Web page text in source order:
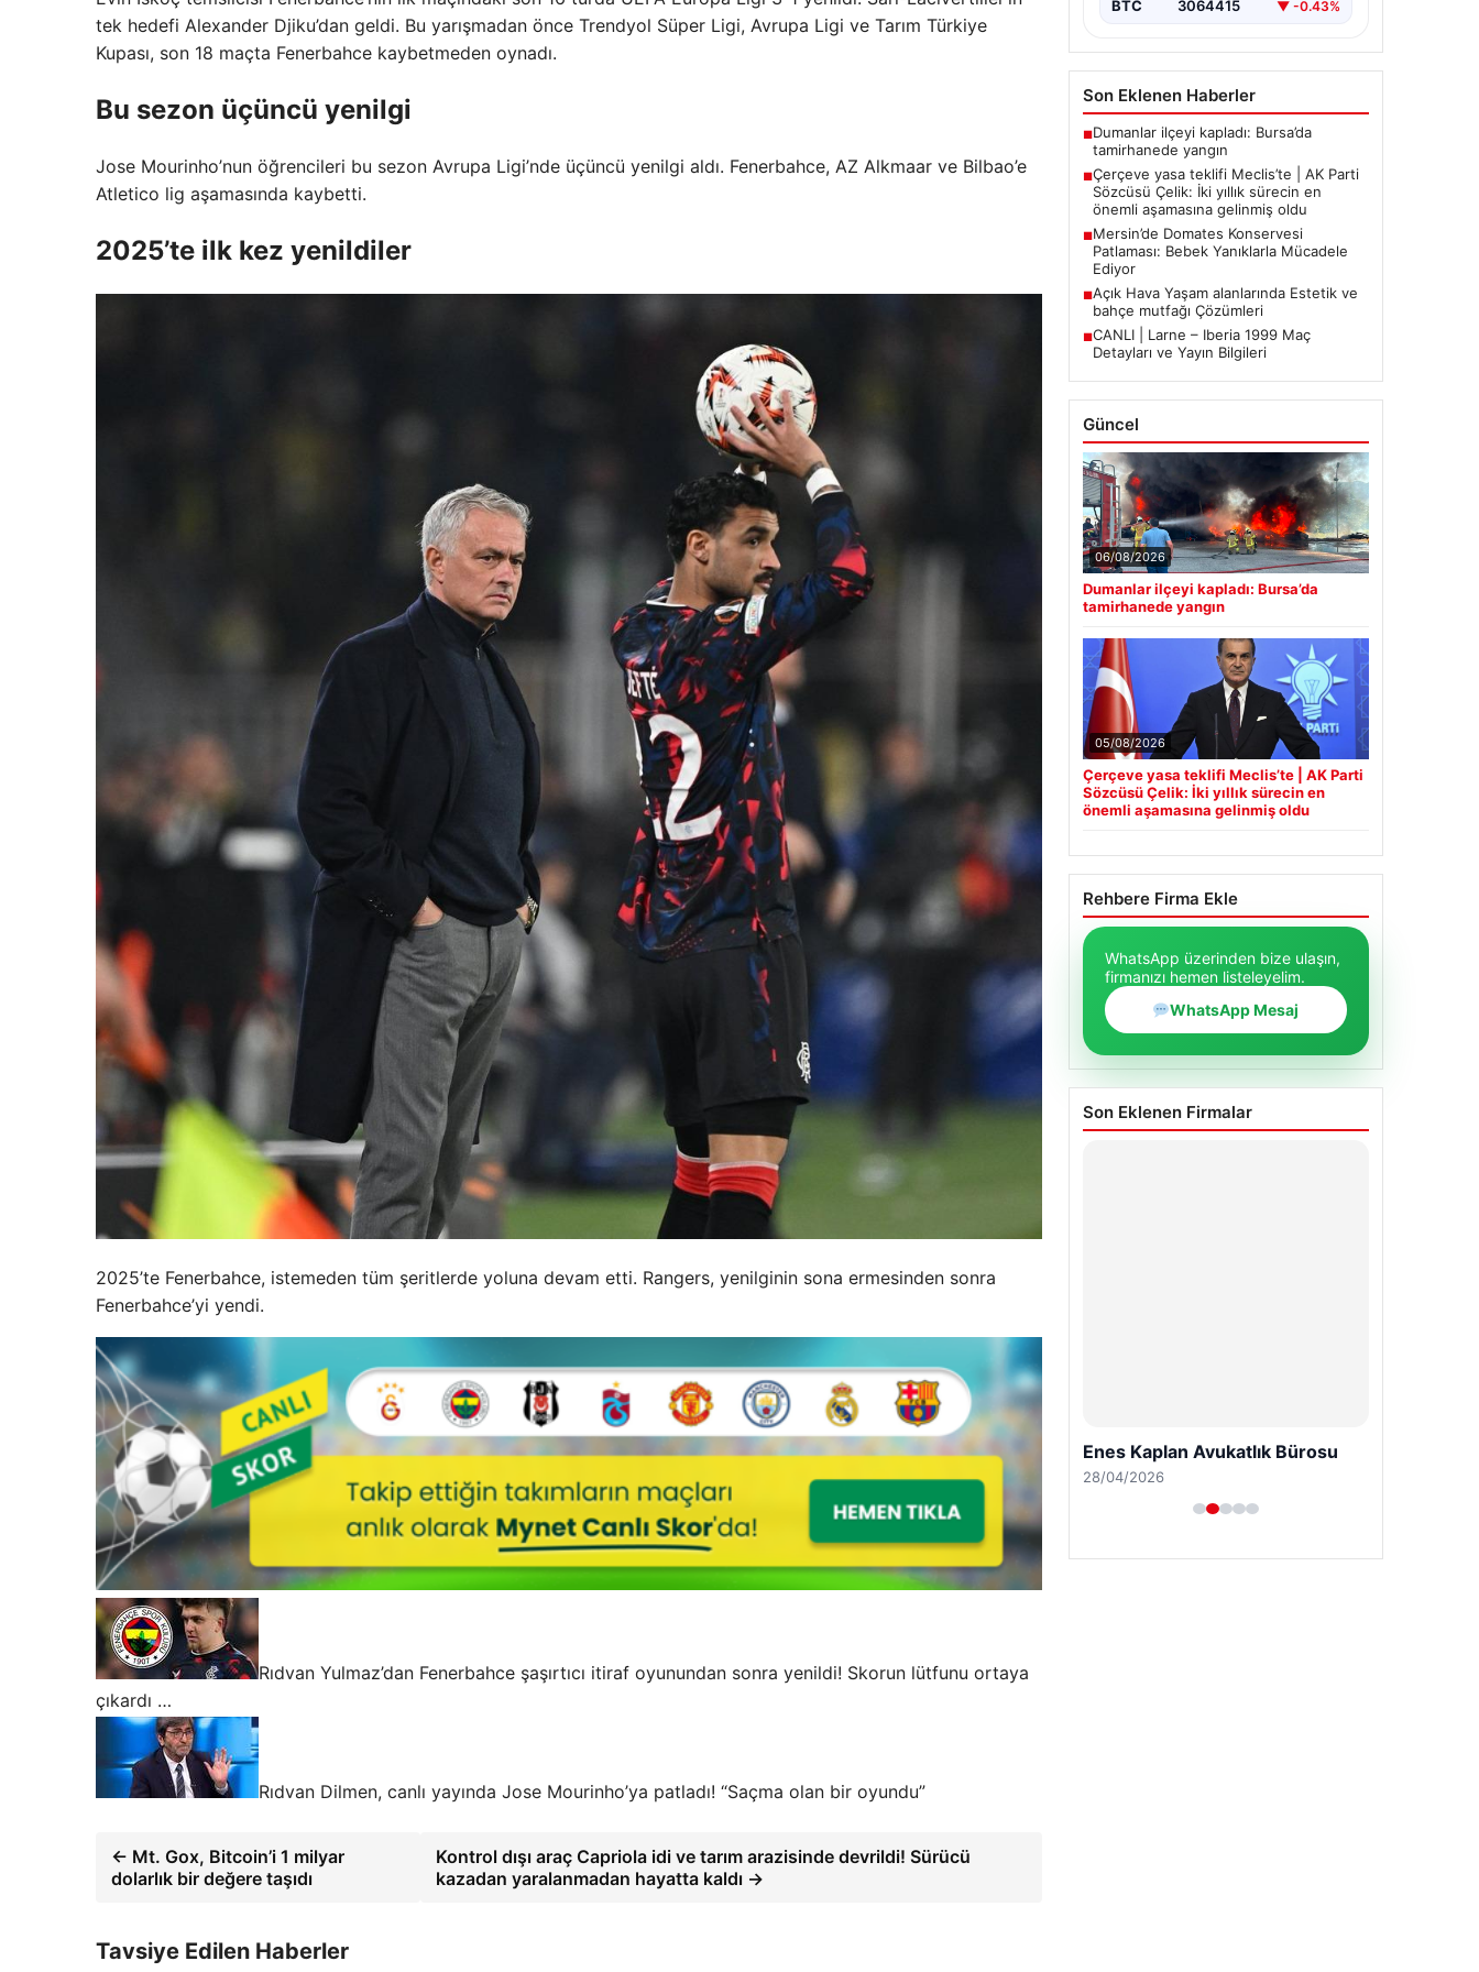
tek hedefi Alexander Djiku’dan geldi. Bu yarışmadan önce Trendyol Süper Ligi, Avrupa Ligi ve Tarım Türkiye
Kupası, son 18 maçta Fenerbahce kaybetmeden oynadı.
Bu sezon üçüncü yenilgi
Jose Mourinho’nun öğrencileri bu sezon Avrupa Ligi’nde üçüncü yenilgi aldı. Fenerbahce, AZ Alkmaar ve Bilbao’e
Atletico lig aşamasında kaybetti.
2025’te ilk kez yenildiler
2025’te Fenerbahce, istemeden tüm şeritlerde yoluna devam etti. Rangers, yenilginin sona ermesinden sonra
Fenerbahce’yi yendi.
Rıdvan Yulmaz’dan Fenerbahce şaşırtıcı itiraf oyunundan sonra yenildi! Skorun lütfunu ortaya
çıkardı …
Rıdvan Dilmen, canlı yayında Jose Mourinho’ya patladı! “Saçma olan bir oyundu”
← Mt. Gox, Bitcoin’i 1 milyar
dolarlık bir değere taşıdı
Kontrol dışı araç Capriola idi ve tarım arazisinde devrildi! Sürücü
kazadan yaralanmadan hayatta kaldı →
Tavsiye Edilen Haberler
BTC 3064415 ▼ -0.43%
Son Eklenen Haberler
■Dumanlar ilçeyi kapladı: Bursa’da
tamirhanede yangın
■Çerçeve yasa teklifi Meclis’te | AK Parti
Sözcüsü Çelik: İki yıllık sürecin en
önemli aşamasına gelinmiş oldu
■Mersin’de Domates Konservesi
Patlaması: Bebek Yanıklarla Mücadele
Ediyor
■Açık Hava Yaşam alanlarında Estetik ve
bahçe mutfağı Çözümleri
■CANLI | Larne – Iberia 1999 Maç
Detayları ve Yayın Bilgileri
Güncel
06/08/2026
Dumanlar ilçeyi kapladı: Bursa’da
tamirhanede yangın
05/08/2026
Çerçeve yasa teklifi Meclis’te | AK Parti
Sözcüsü Çelik: İki yıllık sürecin en
önemli aşamasına gelinmiş oldu
Rehbere Firma Ekle
WhatsApp üzerinden bize ulaşın,
firmanızı hemen listeleyelim.
WhatsApp Mesaj
Son Eklenen Firmalar
Enes Kaplan Avukatlık Bürosu
28/04/2026